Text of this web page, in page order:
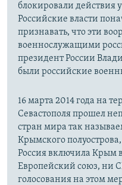
блокировали действия
Российские власти
признавать, что эти
военнослужащими
президент России
были российские
16 марта 2014 года на
Севастополя прошел
стран мира так
Крымского
Россия включила Крым
Европейский союз, ни
голосования на этом